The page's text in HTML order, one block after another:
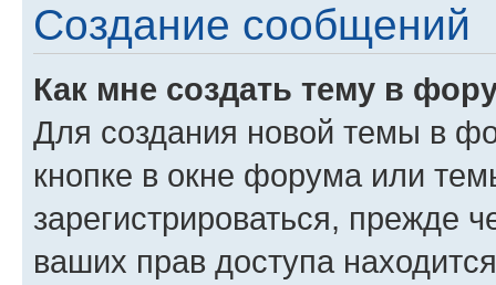
Создание сообщений
Как мне создать тему в
Для создания новой темы в
кнопке в окне форума или
зарегистрироваться, прежде
ваших прав доступа